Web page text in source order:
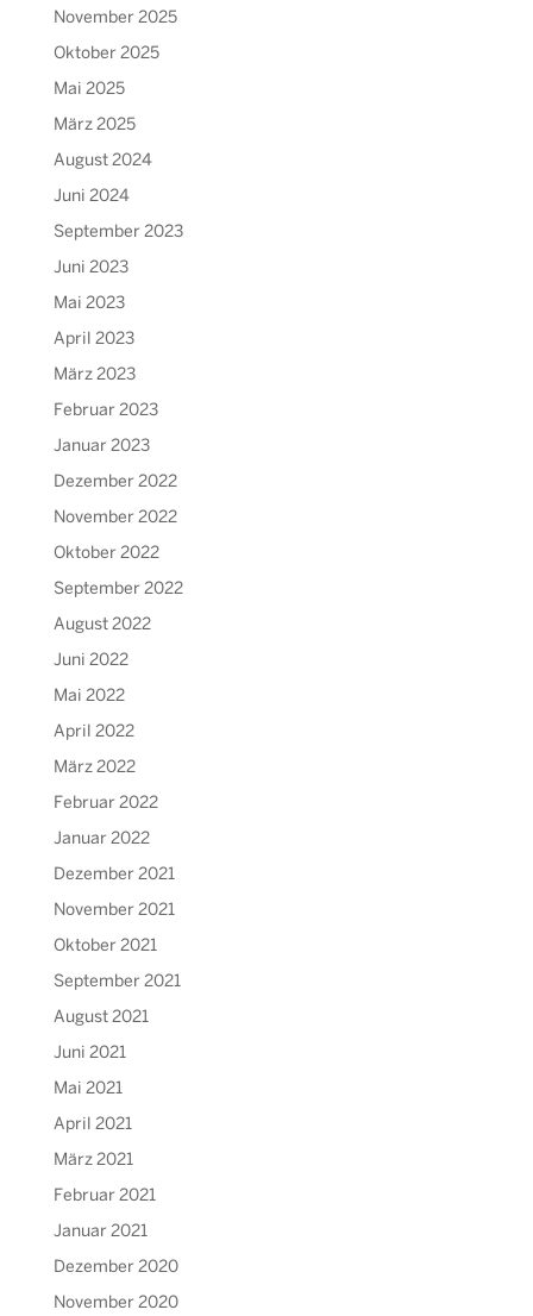
November 2025
Oktober 2025
Mai 2025
März 2025
August 2024
Juni 2024
September 2023
Juni 2023
Mai 2023
April 2023
März 2023
Februar 2023
Januar 2023
Dezember 2022
November 2022
Oktober 2022
September 2022
August 2022
Juni 2022
Mai 2022
April 2022
März 2022
Februar 2022
Januar 2022
Dezember 2021
November 2021
Oktober 2021
September 2021
August 2021
Juni 2021
Mai 2021
April 2021
März 2021
Februar 2021
Januar 2021
Dezember 2020
November 2020